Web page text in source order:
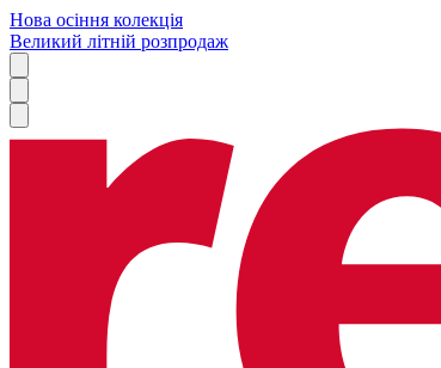
Нова осіння колекція
Великий літній розпродаж